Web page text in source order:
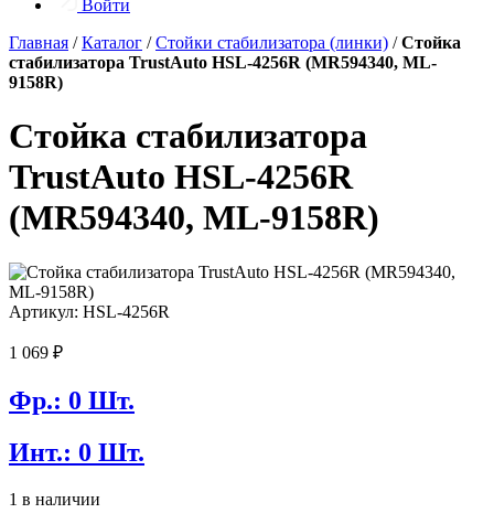
Войти
Главная /Каталог /Стойки стабилизатора (линки) /Стойка
стабилизатора TrustAuto HSL-4256R (MR594340, ML-
9158R)
Стойка стабилизатора
TrustAuto HSL-4256R
(MR594340, ML-9158R)
Артикул: HSL-4256R
1 069 ₽
Фр.: 0 Шт.
Инт.: 0 Шт.
1 в наличии